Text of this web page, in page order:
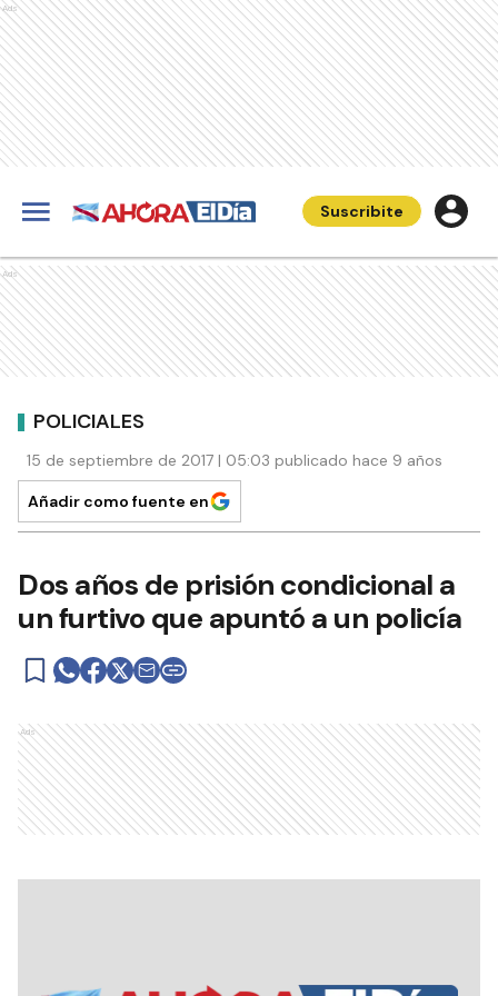
Ads
Suscribite
Ads
POLICIALES
15 de septiembre de 2017 | 05:03 publicado hace 9 años
Añadir como fuente en
Dos años de prisión condicional a
un furtivo que apuntó a un policía
Ads